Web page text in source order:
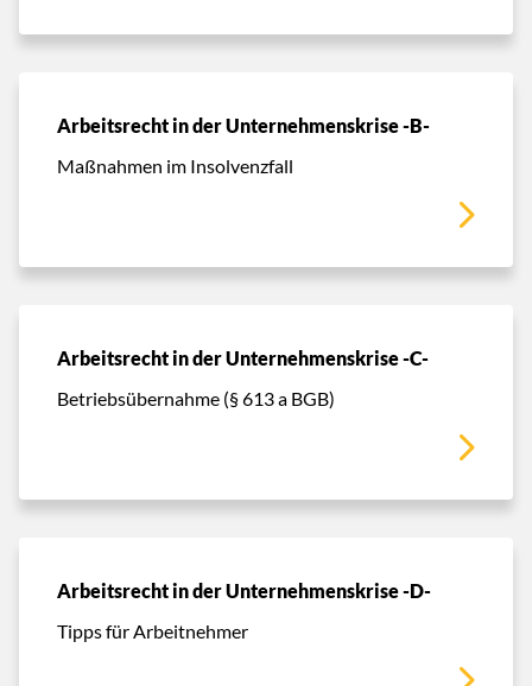
Arbeitsrecht in der Unternehmenskrise -B-
Maßnahmen im Insolvenzfall
Arbeitsrecht in der Unternehmenskrise -C-
Betriebsübernahme (§ 613 a BGB)
Arbeitsrecht in der Unternehmenskrise -D-
Tipps für Arbeitnehmer